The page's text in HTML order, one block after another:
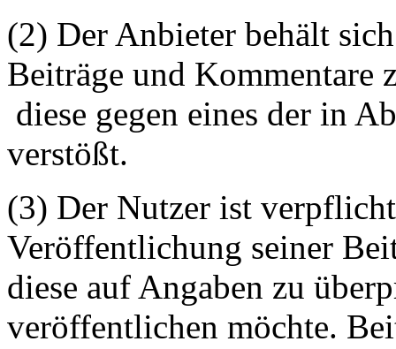
(2) Der Anbieter behält
Beiträge und Kommentare
diese gegen eines der in
verstößt.
(3) Der Nutzer ist
Veröffentlichung seiner
diese auf Angaben zu
veröffentlichen möchte.